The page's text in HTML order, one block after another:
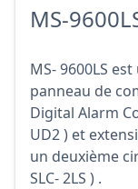
MS-
MS- 9600LS
panneau de
Digital Alarm
UD2 ) et
un deuxième
SLC- 2LS ) .